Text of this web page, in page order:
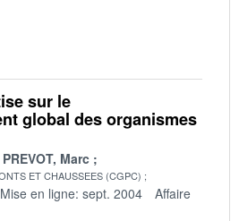
sur le
global des organismes
PREVOT, Marc
ET CHAUSSEES (CGPC)
Mise en ligne: sept. 2004
Affaire